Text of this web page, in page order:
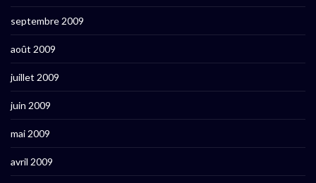
septembre 2009
août 2009
juillet 2009
juin 2009
mai 2009
avril 2009